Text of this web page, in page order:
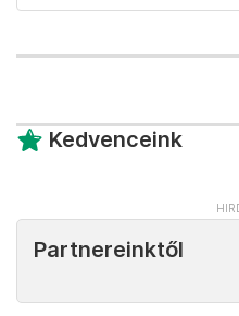
Kedvenceink
Partnereinktől